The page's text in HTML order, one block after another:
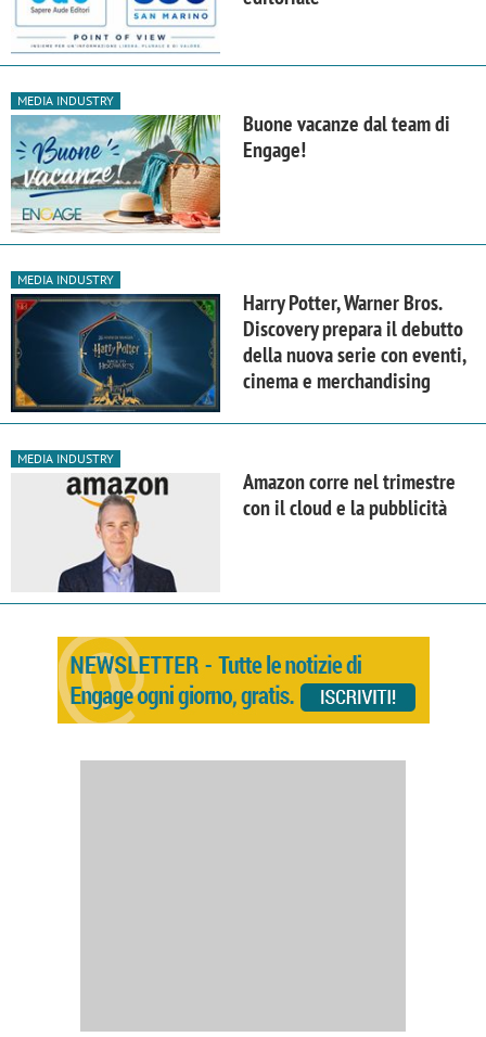
MEDIA INDUSTRY
Buone vacanze dal team di
Engage!
MEDIA INDUSTRY
Harry Potter, Warner Bros.
Discovery prepara il debutto
della nuova serie con eventi,
cinema e merchandising
MEDIA INDUSTRY
Amazon corre nel trimestre
con il cloud e la pubblicità